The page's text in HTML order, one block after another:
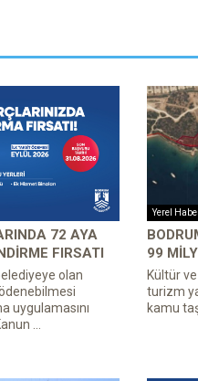
72 AYA
FIRSATI
olan
uygulamasını
...
Yerel
99
Kültür
turizm
kamu